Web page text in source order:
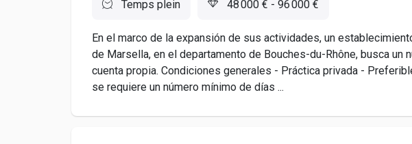
Temps plein 48 000 € - 96 000 €
En el marco de la expansión de sus actividades, un
de Marsella, en el departamento de Bouches-du-Rhône, busca un
cuenta propia. Condiciones generales - Práctica privada -
se requiere un número mínimo de días ...